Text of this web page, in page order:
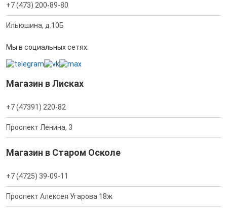
+7 (473) 200-89-80
Ильюшина, д.10Б
Мы в социальных сетях:
Магазин в Лисках
+7 (47391) 220-82
Проспект Ленина, 3
Магазин в Старом Осколе
+7 (4725) 39-09-11
Проспект Алексея Угарова 18ж